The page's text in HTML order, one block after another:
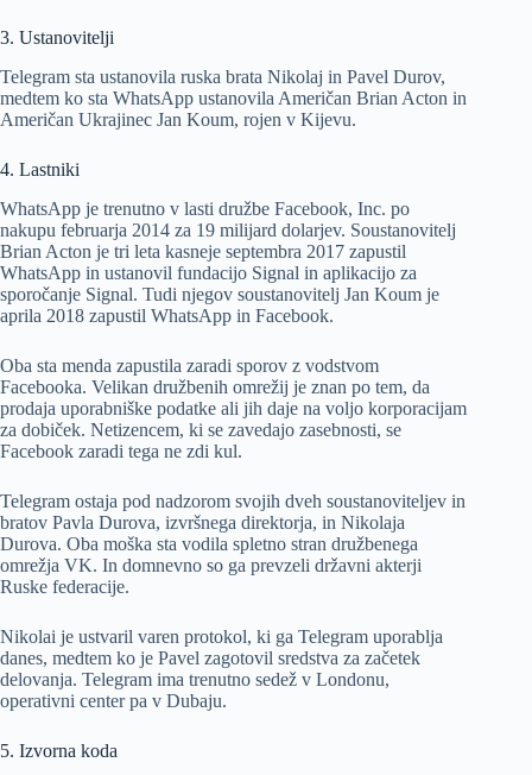
3. Ustanovitelji
Telegram sta ustanovila ruska brata Nikolaj in Pavel Durov,
medtem ko sta WhatsApp ustanovila Američan Brian Acton in
Američan Ukrajinec Jan Koum, rojen v Kijevu.
4. Lastniki
WhatsApp je trenutno v lasti družbe Facebook, Inc. po
nakupu februarja 2014 za 19 milijard dolarjev. Soustanovitelj
Brian Acton je tri leta kasneje septembra 2017 zapustil
WhatsApp in ustanovil fundacijo Signal in aplikacijo za
sporočanje Signal. Tudi njegov soustanovitelj Jan Koum je
aprila 2018 zapustil WhatsApp in Facebook.
Oba sta menda zapustila zaradi sporov z vodstvom
Facebooka. Velikan družbenih omrežij je znan po tem, da
prodaja uporabniške podatke ali jih daje na voljo korporacijam
za dobiček. Netizencem, ki se zavedajo zasebnosti, se
Facebook zaradi tega ne zdi kul.
Telegram ostaja pod nadzorom svojih dveh soustanoviteljev in
bratov Pavla Durova, izvršnega direktorja, in Nikolaja
Durova. Oba moška sta vodila spletno stran družbenega
omrežja VK. In domnevno so ga prevzeli državni akterji
Ruske federacije.
Nikolai je ustvaril varen protokol, ki ga Telegram uporablja
danes, medtem ko je Pavel zagotovil sredstva za začetek
delovanja. Telegram ima trenutno sedež v Londonu,
operativni center pa v Dubaju.
5. Izvorna koda